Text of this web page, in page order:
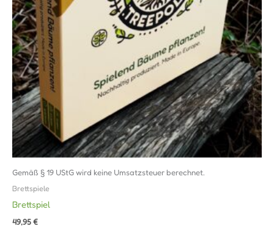
Gemäß § 19 UStG wird keine Umsatzsteuer berechnet.
Brettspiele
Brettspiel
49,95€